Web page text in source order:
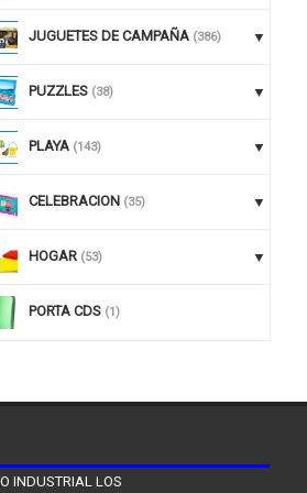
JUGUETES DE CAMPAÑA (386)
PUZZLES (38)
PLAYA (143)
CELEBRACION (35)
HOGAR (53)
PORTA CDS (1)
INDUSTRIAL LOS